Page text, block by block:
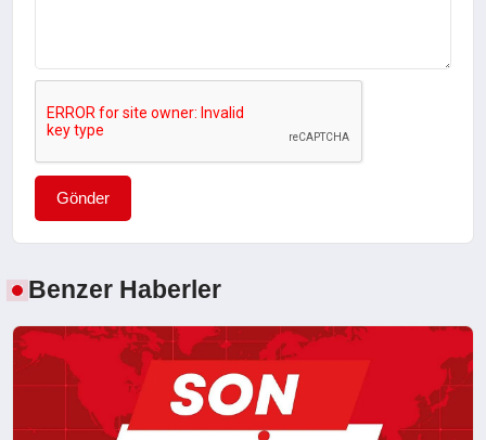
Gönder
Benzer Haberler